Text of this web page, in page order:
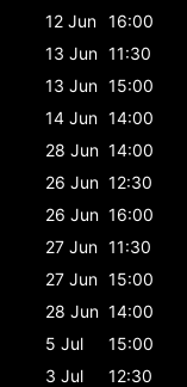
12 Jun 16:00
13 Jun 11:30
13 Jun 15:00
14 Jun 14:00
28 Jun 14:00
26 Jun 12:30
26 Jun 16:00
27 Jun 11:30
27 Jun 15:00
28 Jun 14:00
5 Jul
15:00
3 Jul
12:30